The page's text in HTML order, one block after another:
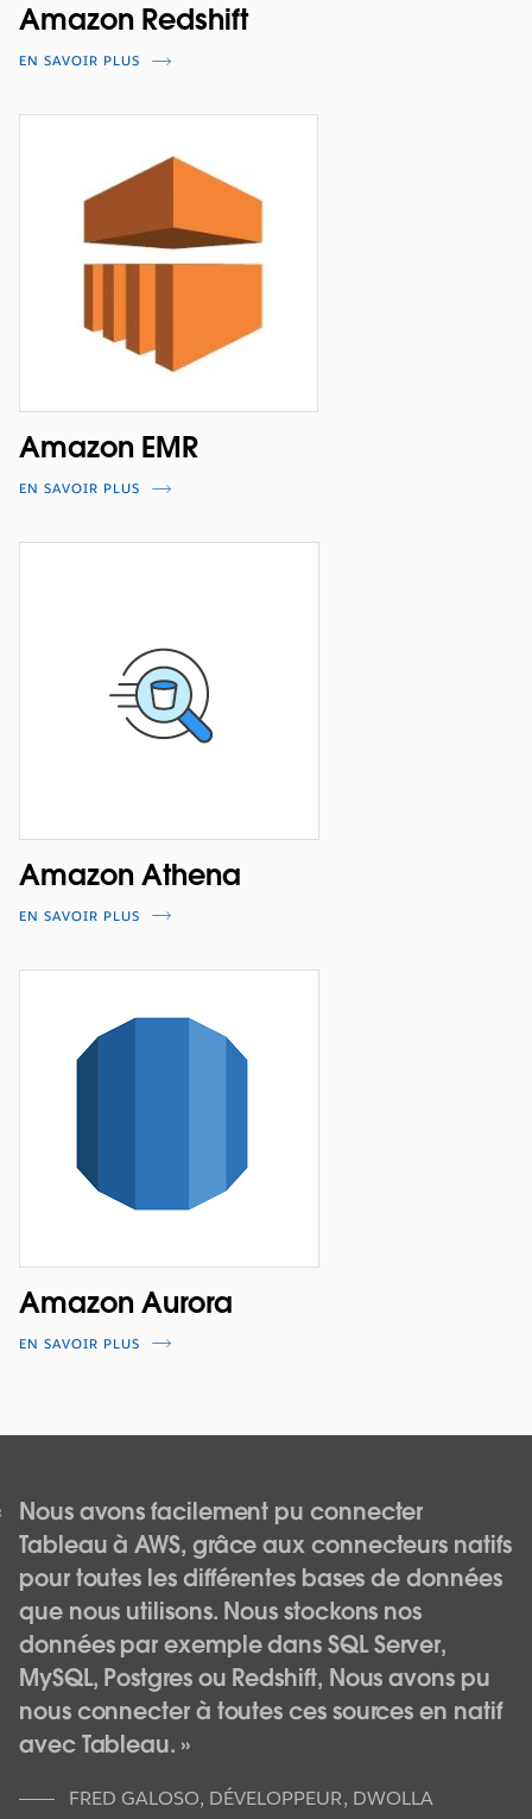
Amazon Redshift
EN SAVOIR PLUS
Amazon EMR
EN SAVOIR PLUS
Amazon Athena
EN SAVOIR PLUS
Amazon Aurora
EN SAVOIR PLUS
Nous avons facilement pu connecter
Tableau à AWS, grâce aux connecteurs natifs
pour toutes les différentes bases de données
que nous utilisons. Nous stockons nos
données par exemple dans SQL Server,
MySQL, Postgres ou Redshift, Nous avons pu
nous connecter à toutes ces sources en natif
avec Tableau.
FRED GALOSO, DÉVELOPPEUR, DWOLLA